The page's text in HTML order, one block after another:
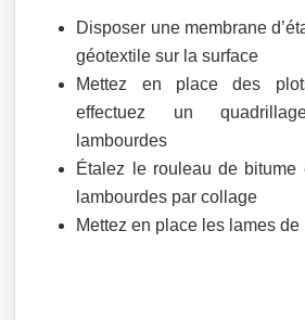
Disposer une membrane
géotextile sur la surface
Mettez en place des
effectuez un
lambourdes
Étalez le rouleau de
lambourdes par collage
Mettez en place les lames de